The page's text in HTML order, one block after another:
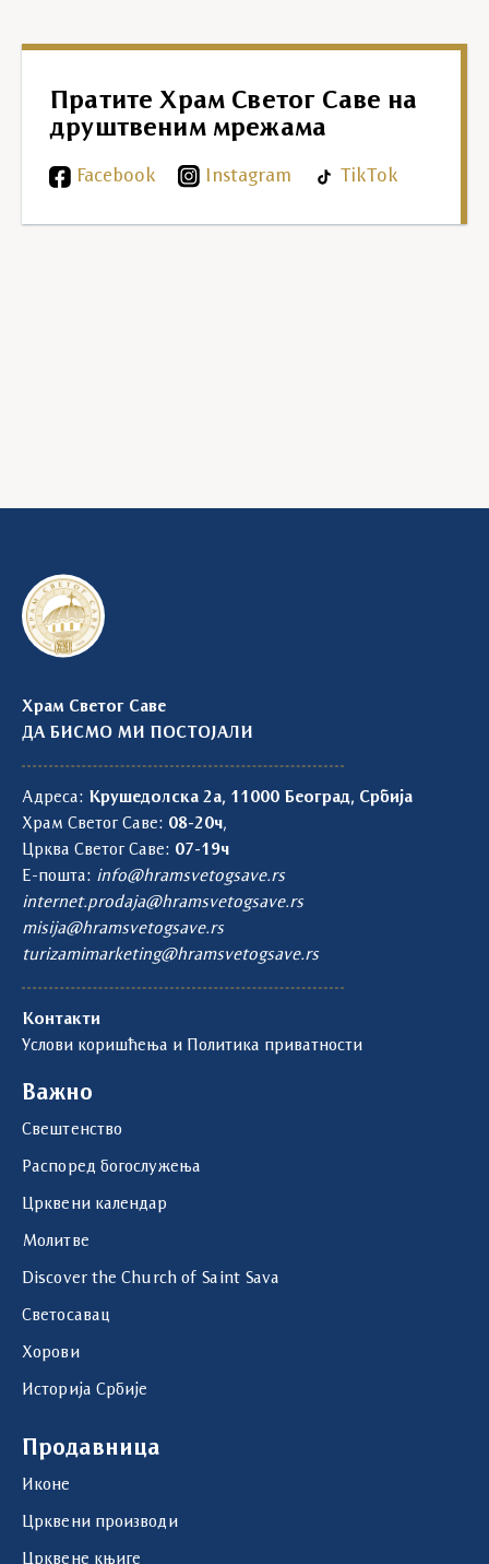
Пратите Храм Светог Саве на
друштвеним мрежама
Facebook Instagram TikTok
Храм Светог Саве
ДА БИСМО МИ ПОСТОЈАЛИ
Адреса: Крушедолска 2а, 11000 Београд, Србија
Храм Светог Саве: 08-20ч,
Црква Светог Саве: 07-19ч
Е-пошта: info@hramsvetogsave.rs
internet.prodaja@hramsvetogsave.rs
misija@hramsvetogsave.rs
turizamimarketing@hramsvetogsave.rs
Контакти
Услови коришћења и Политика приватности
Важно
Свештенство
Распоред богослужења
Црквени календар
Молитве
Discover the Church of Saint Sava
Светосавац
Хорови
Историја Србије
Продавница
Иконе
Црквени производи
Црквене књиге